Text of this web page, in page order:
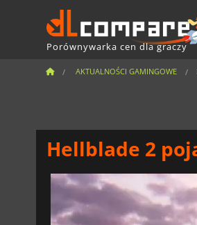
Porównywarka cen dla graczy
AKTUALNOŚCI GAMINGOWE
Hellblade 2